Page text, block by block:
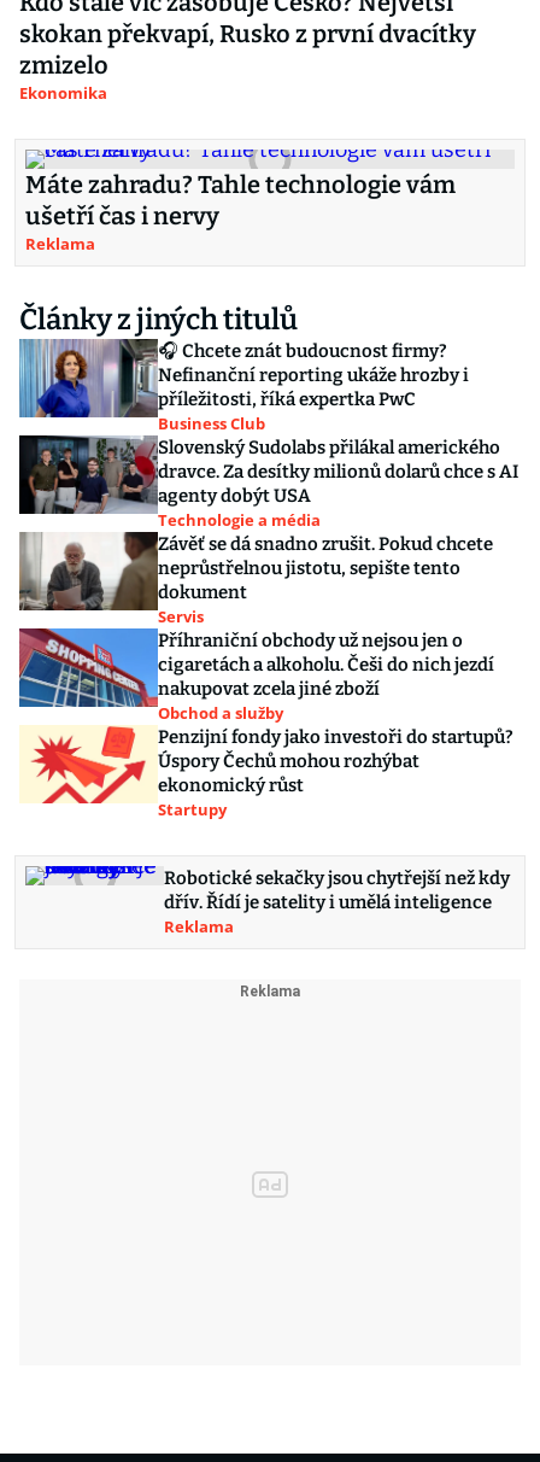
skokan překvapí, Rusko z první dvacítky
zmizelo
Ekonomika
Máte zahradu? Tahle technologie vám
ušetří čas i nervy
Reklama
Články z jiných titulů
🎧 Chcete znát budoucnost firmy?
Nefinanční reporting ukáže hrozby i
příležitosti, říká expertka PwC
Business Club
Slovenský Sudolabs přilákal amerického
dravce. Za desítky milionů dolarů chce s AI
agenty dobýt USA
Technologie a média
Závěť se dá snadno zrušit. Pokud chcete
neprůstřelnou jistotu, sepište tento
dokument
Servis
Příhraniční obchody už nejsou jen o
cigaretách a alkoholu. Češi do nich jezdí
nakupovat zcela jiné zboží
Obchod a služby
Penzijní fondy jako investoři do startupů?
Úspory Čechů mohou rozhýbat
ekonomický růst
Startupy
Robotické sekačky jsou chytřejší než kdy
dřív. Řídí je satelity i umělá inteligence
Reklama